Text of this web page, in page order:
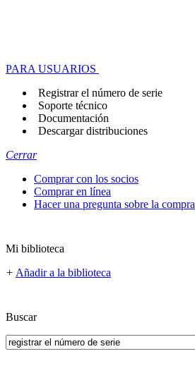
PARA USUARIOS
Registrar el número de serie
Soporte técnico
Documentación
Descargar distribuciones
Cerrar
Comprar con los socios
Comprar en línea
Hacer una pregunta sobre la compra
Mi biblioteca
+ Añadir a la biblioteca
Buscar